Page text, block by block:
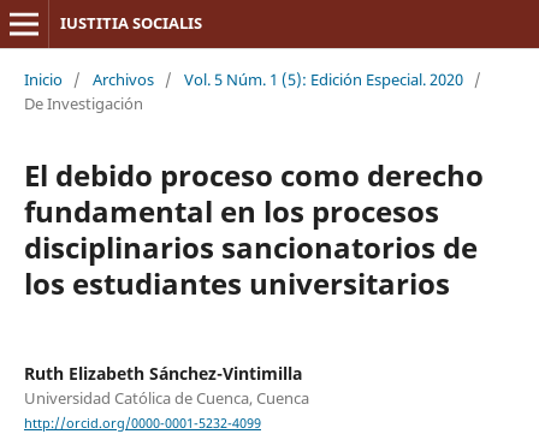
IUSTITIA SOCIALIS
Inicio / Archivos / Vol. 5 Núm. 1 (5): Edición Especial. 2020 /
De Investigación
El debido proceso como derecho
fundamental en los procesos
disciplinarios sancionatorios de
los estudiantes universitarios
Ruth Elizabeth Sánchez-Vintimilla
Universidad Católica de Cuenca, Cuenca
http://orcid.org/0000-0001-5232-4099